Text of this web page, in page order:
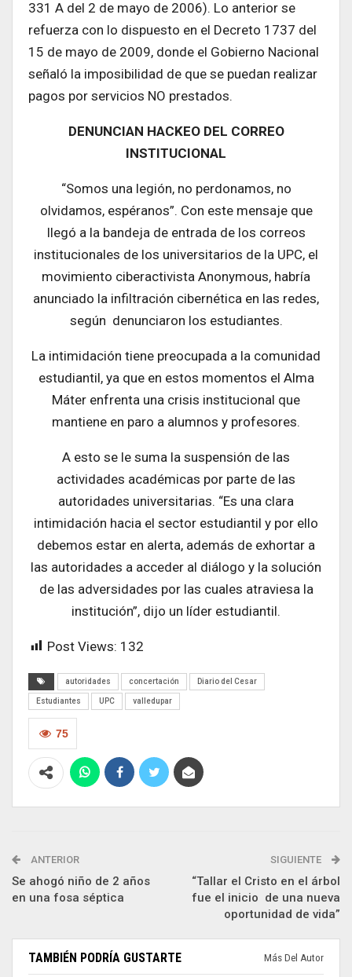
331 A del 2 de mayo de 2006). Lo anterior se
refuerza con lo dispuesto en el Decreto 1737 del
15 de mayo de 2009, donde el Gobierno Nacional
señaló la imposibilidad de que se puedan realizar
pagos por servicios NO prestados.
DENUNCIAN HACKEO DEL CORREO
INSTITUCIONAL
“Somos una legión, no perdonamos, no
olvidamos, espéranos”. Con este mensaje que
llegó a la bandeja de entrada de los correos
institucionales de los universitarios de la UPC, el
movimiento ciberactivista Anonymous, habría
anunciado la infiltración cibernética en las redes,
según denunciaron los estudiantes.
La intimidación tiene preocupada a la comunidad
estudiantil, ya que en estos momentos el Alma
Máter enfrenta una crisis institucional que
mantiene en paro a alumnos y profesores.
A esto se le suma la suspensión de las
actividades académicas por parte de las
autoridades universitarias. “Es una clara
intimidación hacia el sector estudiantil y por ello
debemos estar en alerta, además de exhortar a
las autoridades a acceder al diálogo y la solución
de las adversidades por las cuales atraviesa la
institución”, dijo un líder estudiantil.
Post Views: 132
autoridades concertación Diario del Cesar
Estudiantes UPC valledupar
75
ANTERIOR
Se ahogó niño de 2 años
en una fosa séptica
SIGUIENTE
“Tallar el Cristo en el árbol
fue el inicio de una nueva
oportunidad de vida”
TAMBIÉN PODRÍA GUSTARTE Más Del Autor